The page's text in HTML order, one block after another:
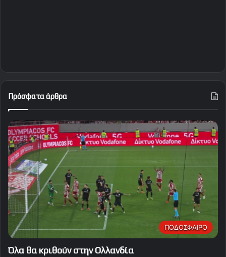
Πρόσφατα άρθρα
ΠΟΔΟΣΦΑΙΡΟ
Όλα θα κριθούν στην Ολλανδία